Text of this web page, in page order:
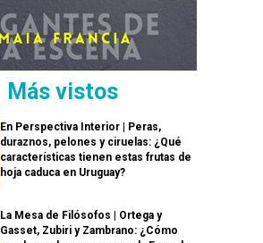
Más vistos
En Perspectiva Interior | Peras,
duraznos, pelones y ciruelas: ¿Qué
características tienen estas frutas de
hoja caduca en Uruguay?
La Mesa de Filósofos | Ortega y
Gasset, Zubiri y Zambrano: ¿Cómo